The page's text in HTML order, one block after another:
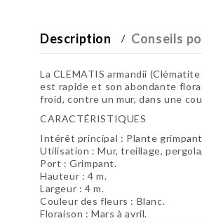
Description Conseils
La CLEMATIS armandii
est rapide et son abondante
froid, contre un mur, dans une
CARACTÉRISTIQUES
Intérêt principal : Plante
Utilisation : Mur, treillage,
Port : Grimpant.
Hauteur : 4 m.
Largeur : 4 m.
Couleur des fleurs : Blanc.
Floraison : Mars à avril.